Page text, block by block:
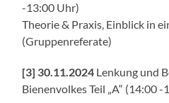
-13:00 Uhr)
Theorie & Praxis, Einblick in
(Gruppenreferate)
[3] 30.11.2024 Lenkung und
Bienenvolkes Teil „A“ (14:00 -